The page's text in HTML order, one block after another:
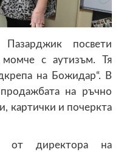
посвети
с аутизъм. Тя
на Божидар“. В
на ръчно
картички и почеркта
от директора на